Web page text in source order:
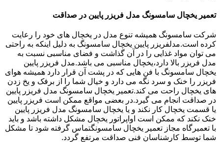
تعمیر یخچال سامسونگ مدل فریزر پایین در صداقت
شرکت سامسونگ همیشه تنوع مدل در یخچال های خود را رعایت
کرده است.مدلفریزر پایین یخچال سامسونگ به دلیل اینکه به راحتی
می توان مواد غذایی را در آن گذاشت و فضای مناسبی نسبت به
مدل فریزر بالا دارد،یخچال مناسبی می باشد.مدل فریزر پایین
یخچال سامسونگ با فن هایی که در پشت آن قرار دارد همیشه هوای
فریزر را خنک و سرد نگه می دارد و خیال شما را از برفک و یخ زدن
های یخچال راحت می کند.تعمیر یخچال سامسونگ مدل فریزر پایین
در صداقت انجام می گیرد.در بعضی مواقع ممکن است فریزر پایین
یا قسمت یخچال کار نکند و یا یخچال سامسونگ مدل فریزر پایین
خنک نکند که ممکن است اواپراتور یخچال مشکل داشته باشد و باید
با تعمیرگاه مجاز تعمیر یخچال سامسونگتماس گرفته شود تا مشکل
شما توسط کارشناسان فنی صداقت مرتفع گردد.